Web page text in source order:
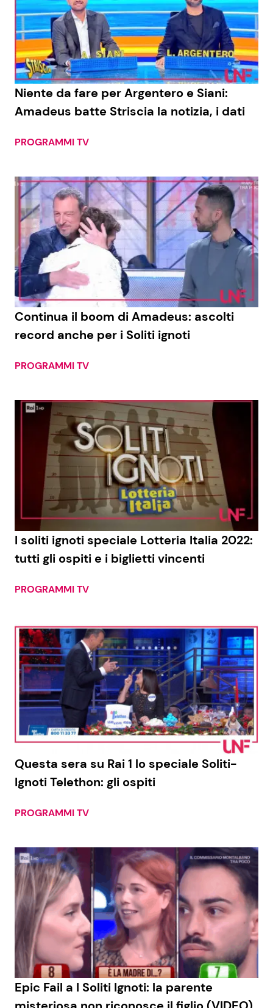
Niente da fare per Argentero e Siani:
Amadeus batte Striscia la notizia, i dati
PROGRAMMI TV
Continua il boom di Amadeus: ascolti
record anche per i Soliti ignoti
PROGRAMMI TV
I soliti ignoti speciale Lotteria Italia 2022:
tutti gli ospiti e i biglietti vincenti
PROGRAMMI TV
Questa sera su Rai 1 lo speciale Soliti-
Ignoti Telethon: gli ospiti
PROGRAMMI TV
Epic Fail a I Soliti Ignoti: la parente